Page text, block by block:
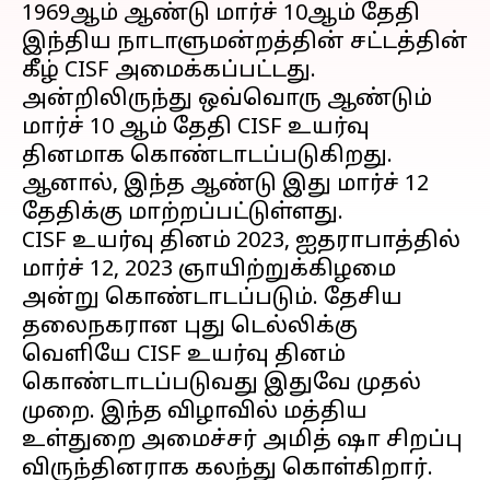
1969ஆம் ஆண்டு மார்ச் 10ஆம் தேதி
இந்திய நாடாளுமன்றத்தின் சட்டத்தின்
கீழ் CISF அமைக்கப்பட்டது.
அன்றிலிருந்து ஒவ்வொரு ஆண்டும்
மார்ச் 10 ஆம் தேதி CISF உயர்வு
தினமாக கொண்டாடப்படுகிறது.
ஆனால், இந்த ஆண்டு இது மார்ச் 12
தேதிக்கு மாற்றப்பட்டுள்ளது.
CISF உயர்வு தினம் 2023, ஐதராபாத்தில்
மார்ச் 12, 2023 ஞாயிற்றுக்கிழமை
அன்று கொண்டாடப்படும். தேசிய
தலைநகரான புது டெல்லிக்கு
வெளியே CISF உயர்வு தினம்
கொண்டாடப்படுவது இதுவே முதல்
முறை. இந்த விழாவில் மத்திய
உள்துறை அமைச்சர் அமித் ஷா சிறப்பு